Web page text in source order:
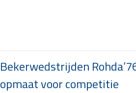
Bekerwedstrijden
opmaat voor competitie